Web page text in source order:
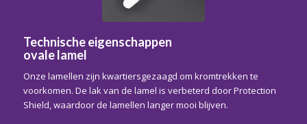
Technische eigenschappen
ovale lamel
Onze lamellen zijn kwartiersgezaagd om kromtrekken te
voorkomen. De lak van de lamel is verbeterd door Protection
Shield, waardoor de lamellen langer mooi blijven.